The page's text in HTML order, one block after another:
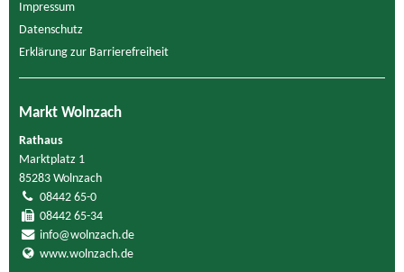
Impressum
Datenschutz
Erklärung zur Barrierefreiheit
Markt Wolnzach
Rathaus
Marktplatz 1
85283 Wolnzach
08442 65-0
08442 65-34
info@wolnzach.de
www.wolnzach.de